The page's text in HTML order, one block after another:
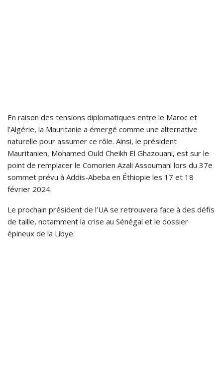
En raison des tensions diplomatiques entre le Maroc et
l’Algérie, la Mauritanie a émergé comme une alternative
naturelle pour assumer ce rôle. Ainsi, le président
Mauritanien, Mohamed Ould Cheikh El Ghazouani, est sur le
point de remplacer le Comorien Azali Assoumani lors du 37e
sommet prévu à Addis-Abeba en Éthiopie les 17 et 18
février 2024.
Le prochain président de l’UA se retrouvera face à des défis
de taille, notamment la crise au Sénégal et le dossier
épineux de la Libye.